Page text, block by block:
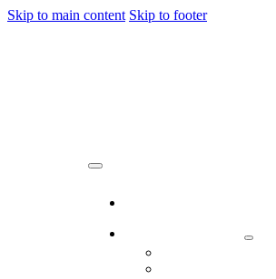
Skip to main content Skip to footer